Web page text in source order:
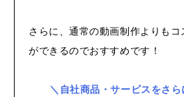
さらに、通常の動画制作よりも
ができるのでおすすめです！
＼自社商品・サービスをさ